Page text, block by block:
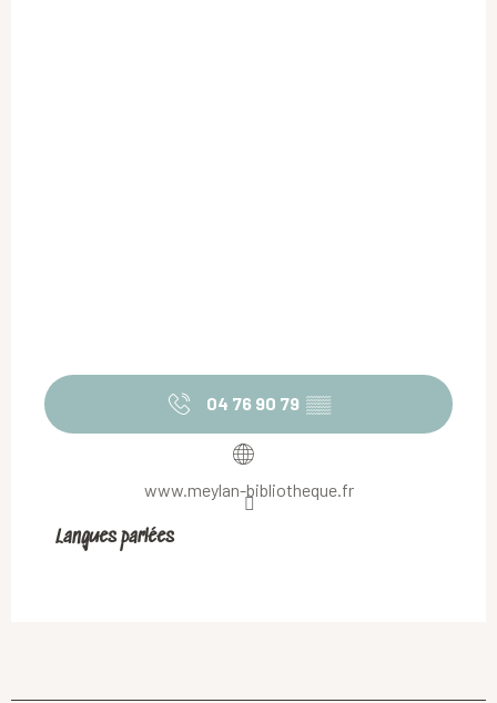
04 76 90 79 ▒▒
www.meylan-bibliotheque.fr
Langues parlées
Langues parlées